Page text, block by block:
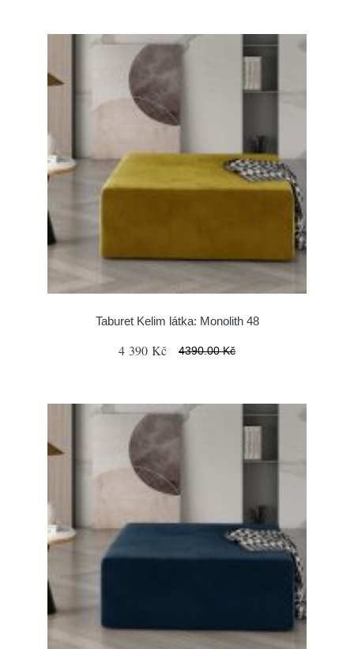
Taburet Kelim látka: Monolith 48
4 390 Kč 4390.00 Kč